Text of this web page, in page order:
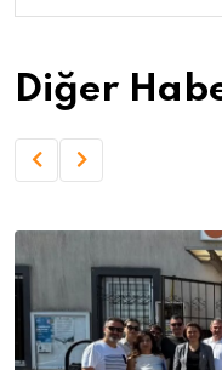
Diğer